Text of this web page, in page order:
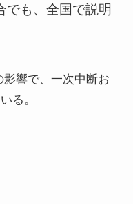
でも、全国で説明
響で、一次中断お
る。